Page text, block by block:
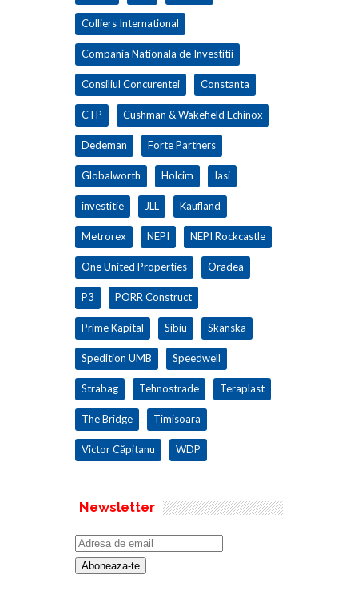
Colliers International
Compania Nationala de Investitii
Consiliul Concurentei Constanta
CTP Cushman & Wakefield Echinox
Dedeman Forte Partners
Globalworth Holcim Iasi
investitie JLL Kaufland
Metrorex NEPI NEPI Rockcastle
One United Properties Oradea
P3 PORR Construct
Prime Kapital Sibiu Skanska
Spedition UMB Speedwell
Strabag Tehnostrade Teraplast
The Bridge Timisoara
Victor Căpitanu WDP
Newsletter